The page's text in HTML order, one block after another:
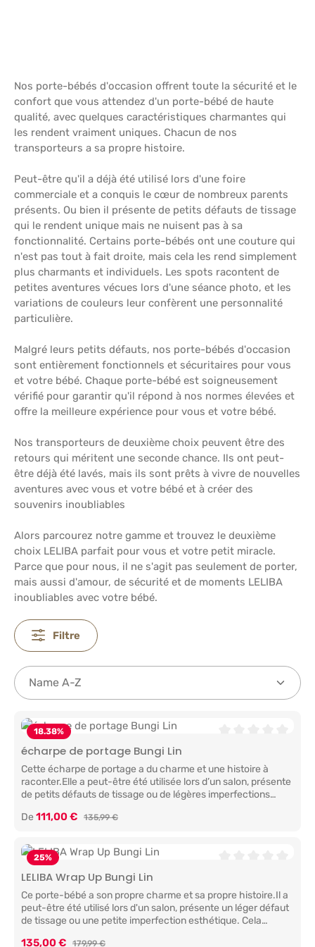
Nos porte-bébés d'occasion offrent toute la sécurité et le
confort que vous attendez d'un porte-bébé de haute
qualité, avec quelques caractéristiques charmantes qui
les rendent vraiment uniques. Chacun de nos
transporteurs a sa propre histoire.
Peut-être qu'il a déjà été utilisé lors d'une foire
commerciale et a conquis le cœur de nombreux parents
présents. Ou bien il présente de petits défauts de tissage
qui le rendent unique mais ne nuisent pas à sa
fonctionnalité. Certains porte-bébés ont une couture qui
n'est pas tout à fait droite, mais cela les rend simplement
plus charmants et individuels. Les spots racontent de
petites aventures vécues lors d'une séance photo, et les
variations de couleurs leur confèrent une personnalité
particulière.
Malgré leurs petits défauts, nos porte-bébés d'occasion
sont entièrement fonctionnels et sécuritaires pour vous
et votre bébé. Chaque porte-bébé est soigneusement
vérifié pour garantir qu'il répond à nos normes élevées et
offre la meilleure expérience pour vous et votre bébé.
Nos transporteurs de deuxième choix peuvent être des
retours qui méritent une seconde chance. Ils ont peut-
être déjà été lavés, mais ils sont prêts à vivre de nouvelles
aventures avec vous et votre bébé et à créer des
souvenirs inoubliables
Alors parcourez notre gamme et trouvez le deuxième
choix LELIBA parfait pour vous et votre petit miracle.
Parce que pour nous, il ne s'agit pas seulement de porter,
mais aussi d'amour, de sécurité et de moments LELIBA
inoubliables avec votre bébé.
Filtre
18.38%
écharpe de portage Bungi Lin
Cette écharpe de portage a du charme et une histoire à
raconter.Elle a peut-être été utilisée lors d’un salon, présente
de petits défauts de tissage ou de légères imperfections
de précieux moments de proximité avec votre bébé.La
cardiaque, votre odeur, votre voix : tout cela procure sécurité
et confiance à votre bébé. Votre écharpe de portage LELIBA
renforce ce lien et favorise votre bien-être émotionnel à tous
les deux.Votre aventure ensembleQue vous vous promeniez
au parc, fassiez du shopping ou restiez simplement à la
maison, profitez de votre moment LELIBA. Vous avez les
mains libres et votre bébé se sent en sécurité. Ensemble,
Prix de vente :
De111,00 € Prix régulier :
135,99 €
25%
LELIBA Wrap Up Bungi Lin
Ce porte-bébé a son propre charme et sa propre histoire.Il a
peut-être été utilisé lors d'un salon, présente un léger défaut
de tissage ou une petite imperfection esthétique. Cela
Prix de vente :
135,00 € Prix régulier :
179,99 €